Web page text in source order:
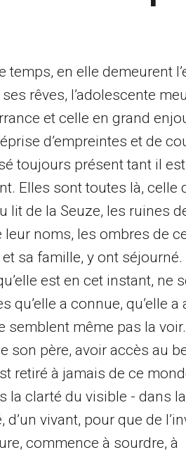
temps, en elle demeurent
rêves, l’adolescente
et celle en grand
d’empreintes et de
toujours présent tant il est
Elles sont toutes là, celle
lit de la Seuze, les ruines
noms, les ombres de
sa famille, y ont séjourné.
est en cet instant, ne
a connue, qu’elle a
semblent même pas la
son père, avoir accès au
retiré à jamais de ce
la clarté du visible - dans
vivant, pour que de
commence à sourdre, à